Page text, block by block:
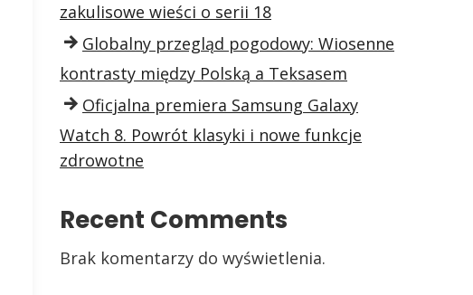
zakulisowe wieści o serii 18
Globalny przegląd pogodowy: Wiosenne
kontrasty między Polską a Teksasem
Oficjalna premiera Samsung Galaxy
Watch 8. Powrót klasyki i nowe funkcje
zdrowotne
Recent Comments
Brak komentarzy do wyświetlenia.